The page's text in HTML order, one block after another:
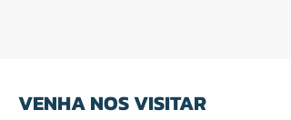
VENHA NOS VISITAR